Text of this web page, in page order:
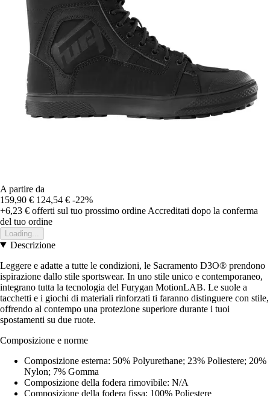
A partire da
159,90 € 124,54 € -22%
+6,23 € offerti sul tuo prossimo ordine Accreditati dopo la conferma
del tuo ordine
Loading...
Descrizione
Leggere e adatte a tutte le condizioni, le Sacramento D3O® prendono
ispirazione dallo stile sportswear. In uno stile unico e contemporaneo,
integrano tutta la tecnologia del Furygan MotionLAB. Le suole a
tacchetti e i giochi di materiali rinforzati ti faranno distinguere con stile,
offrendo al contempo una protezione superiore durante i tuoi
spostamenti su due ruote.
Composizione e norme
Composizione esterna: 50% Polyurethane; 23% Poliestere; 20%
Nylon; 7% Gomma
Composizione della fodera rimovibile: N/A
Composizione della fodera fissa: 100% Poliestere